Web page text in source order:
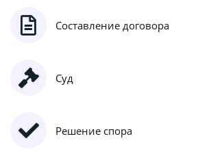
Составление договора
Суд
Решение спора